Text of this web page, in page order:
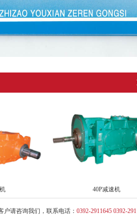
40P减速机
户请咨询我们，联系电话： 0392-2911645 0392-